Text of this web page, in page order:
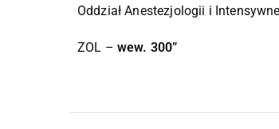
Oddział Anestezjologii i
ZOL – wew. 300”